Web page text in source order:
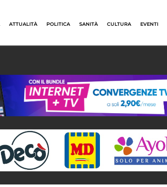
ATTUALITÀ POLITICA SANITÀ CULTURA EVENTI